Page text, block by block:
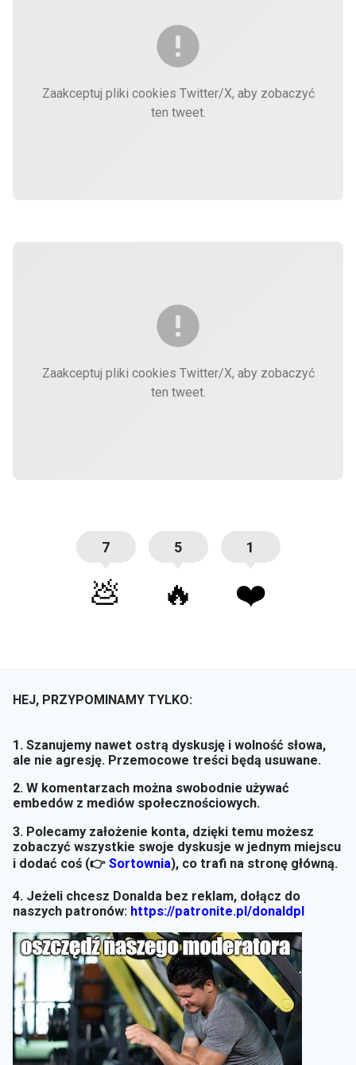
Zaakceptuj pliki cookies Twitter/X, aby zobaczyć
ten tweet.
Zaakceptuj pliki cookies Twitter/X, aby zobaczyć
ten tweet.
7
💩
5
🔥
1
❤️
HEJ, PRZYPOMINAMY TYLKO:
1. Szanujemy nawet ostrą dyskusję i wolność słowa,
ale nie agresję. Przemocowe treści będą usuwane.
2. W komentarzach można swobodnie używać
embedów z mediów społecznościowych.
3. Polecamy założenie konta, dzięki temu możesz
zobaczyć wszystkie swoje dyskusje w jednym miejscu
i dodać coś (👉 Sortownia), co trafi na stronę główną.
4. Jeżeli chcesz Donalda bez reklam, dołącz do
naszych patronów: https://patronite.pl/donaldpl